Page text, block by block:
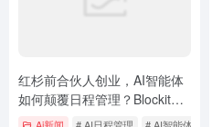
红杉前合伙人创业，AI智能体
如何颠覆日程管理？Blockit获
500万美元种子轮融资